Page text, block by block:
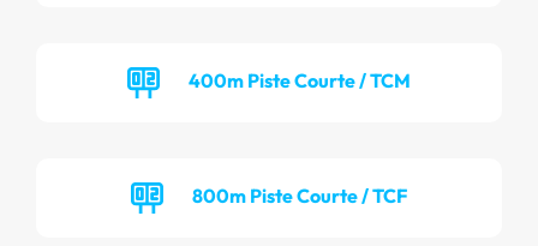
400m Piste Courte / TCM
800m Piste Courte / TCF